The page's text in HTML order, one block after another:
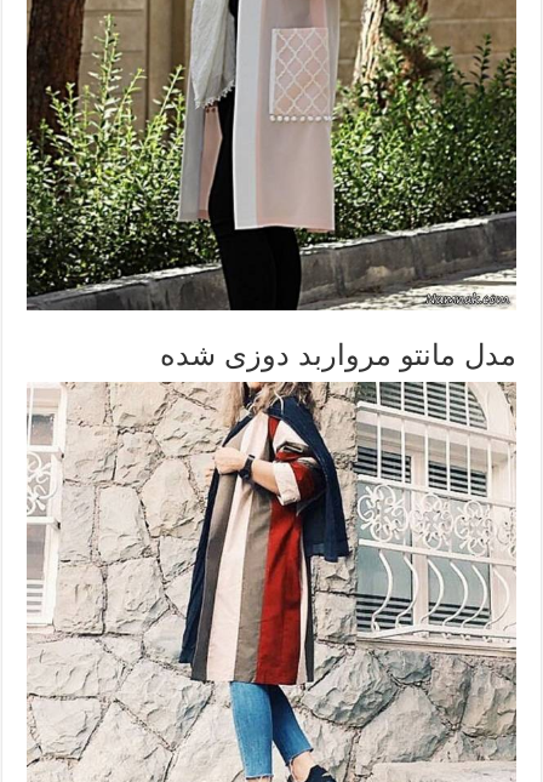
مدل مانتو مرواربد دوزی شده